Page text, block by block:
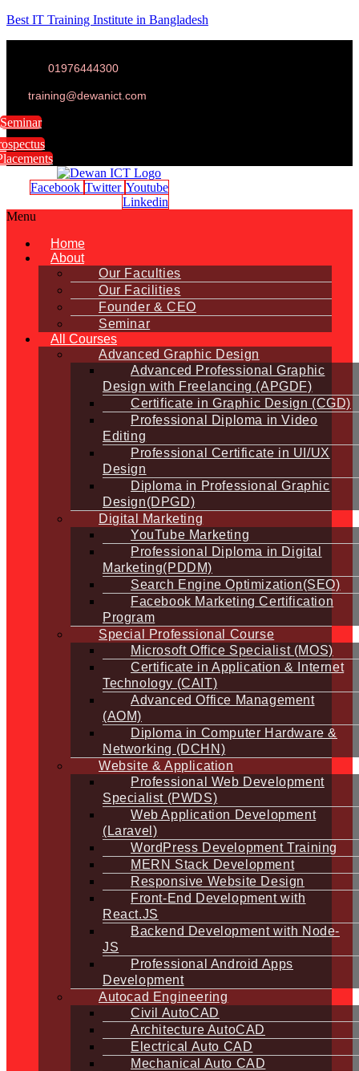
Best IT Training Institute in Bangladesh
01976444300
training@dewanict.com
Seminar
Facebook Twitter Youtube
Linkedin
Menu
Home
About
Our Faculties
Our Facilities
Founder & CEO
Seminar
All Courses
Advanced Graphic Design
Advanced Professional Graphic
Design with Freelancing (APGDF)
Certificate in Graphic Design (CGD)
Professional Diploma in Video
Editing
Professional Certificate in UI/UX
Design
Diploma in Professional Graphic
Design(DPGD)
Digital Marketing
YouTube Marketing
Professional Diploma in Digital
Marketing(PDDM)
Search Engine Optimization(SEO)
Facebook Marketing Certification
Program
Special Professional Course
Microsoft Office Specialist (MOS)
Certificate in Application & Internet
Technology (CAIT)
Advanced Office Management
(AOM)
Diploma in Computer Hardware &
Networking (DCHN)
Website & Application
Professional Web Development
Specialist (PWDS)
Web Application Development
(Laravel)
WordPress Development Training
MERN Stack Development
Responsive Website Design
Front-End Development with
React.JS
Backend Development with Node-
JS
Professional Android Apps
Development
Autocad Engineering
Civil AutoCAD
Architecture AutoCAD
Electrical Auto CAD
Mechanical Auto CAD